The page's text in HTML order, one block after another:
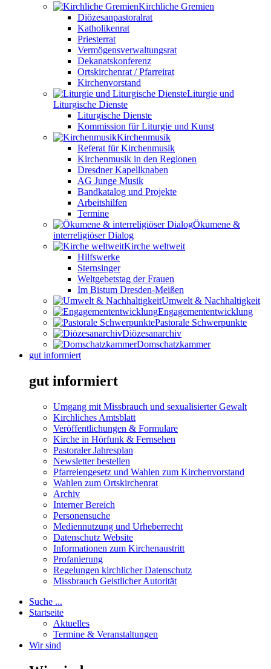
Kirchliche Gremien
Diözesanpastoralrat
Katholikenrat
Priesterrat
Vermögensverwaltungsrat
Dekanatskonferenz
Ortskirchenrat / Pfarreirat
Kirchenvorstand
Liturgie und
Liturgische Dienste
Liturgische Dienste
Kommission für Liturgie und Kunst
Kirchenmusik
Referat für Kirchenmusik
Kirchenmusik in den Regionen
Dresdner Kapellknaben
AG Junge Musik
Bandkatalog und Projekte
Arbeitshilfen
Termine
Ökumene &
interreligiöser Dialog
Kirche weltweit
Hilfswerke
Sternsinger
Weltgebetstag der Frauen
Im Bistum Dresden-Meißen
Umwelt & Nachhaltigkeit
Engagemententwicklung
Pastorale Schwerpunkte
Diözesanarchiv
Domschatzkammer
gut informiert
gut informiert
Umgang mit Missbrauch und sexualisierter Gewalt
Kirchliches Amtsblatt
Veröffentlichungen & Formulare
Kirche in Hörfunk & Fernsehen
Pastoraler Jahresplan
Newsletter bestellen
Pfarreiengesetz und Wahlen zum Kirchenvorstand
Wahlen zum Ortskirchenrat
Archiv
Interner Bereich
Personensuche
Mediennutzung und Urheberrecht
Datenschutz Website
Informationen zum Kirchenaustritt
Profanierung
Regelungen kirchlicher Datenschutz
Missbrauch Geistlicher Autorität
Suche ...
Startseite
Aktuelles
Termine & Veranstaltungen
Wir sind